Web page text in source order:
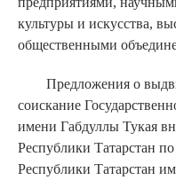
культуры и искусства,
общественными
Предложения о
соискание
имени Габдуллы Тукая
Республики Татарстан
Республики Татарстан